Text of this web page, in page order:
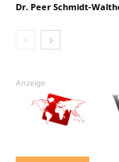
Dr. Peer Schmidt-
Anzeige